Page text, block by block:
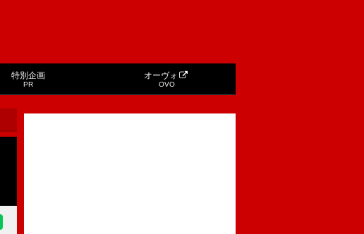
特別企画
PR
オーヴォ
OVO